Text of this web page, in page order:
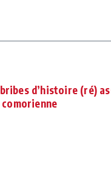
d’histoire (ré)